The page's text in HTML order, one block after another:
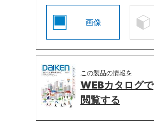
画像
この製品の情報を
WEBカタログで
閲覧する